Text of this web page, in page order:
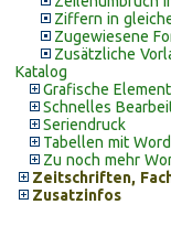
Ziffern in
Zugewiesene
Zusätzliche
Katalog
Grafische
Schnelles
Seriendruck
Tabellen mit Word
Zu noch mehr
Zeitschriften,
Zusatzinfos